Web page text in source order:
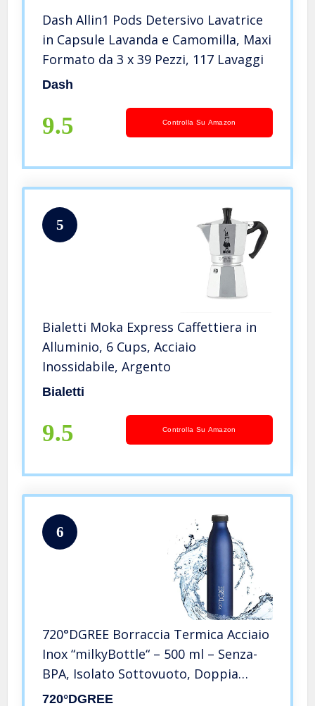
Dash Allin1 Pods Detersivo Lavatrice
in Capsule Lavanda e Camomilla, Maxi
Formato da 3 x 39 Pezzi, 117 Lavaggi
Dash
9.5 Controlla Su Amazon
5
Bialetti Moka Express Caffettiera in
Alluminio, 6 Cups, Acciaio
Inossidabile, Argento
Bialetti
9.5 Controlla Su Amazon
6
720°DGREE Borraccia Termica Acciaio
Inox “milkyBottle“ – 500 ml – Senza-
BPA, Isolato Sottovuoto, Doppia
Parete, A Prova di Perdite Anche per
720°DGREE